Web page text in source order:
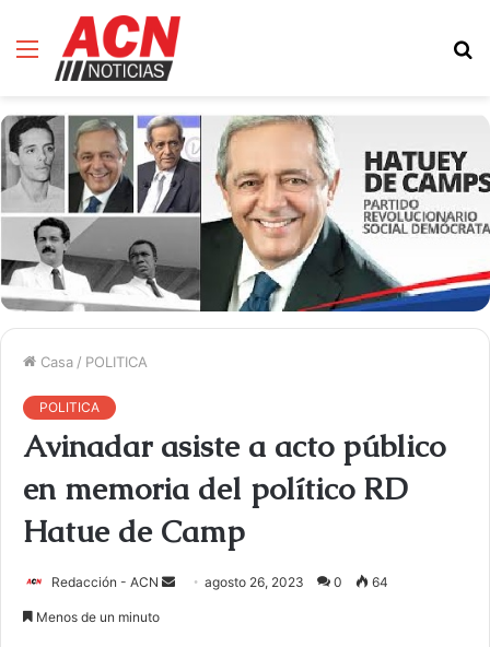
Menú
Casa / POLITICA
POLITICA
Avinadar asiste a acto público
en memoria del político RD
Hatue de Camp
Redacción - ACN agosto 26, 2023 0 64
Menos de un minuto